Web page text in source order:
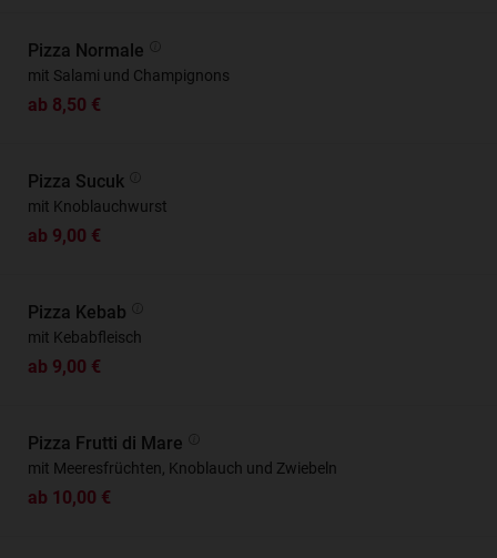
Pizza Normale
mit Salami und Champignons
ab 8,50 €
Pizza Sucuk
mit Knoblauchwurst
ab 9,00 €
Pizza Kebab
mit Kebabfleisch
ab 9,00 €
Pizza Frutti di Mare
mit Meeresfrüchten, Knoblauch und Zwiebeln
ab 10,00 €